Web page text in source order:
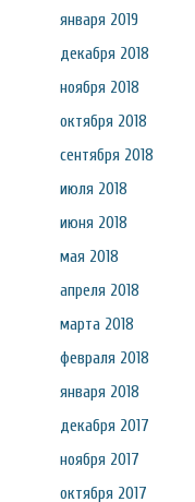
января 2019
декабря 2018
ноября 2018
октября 2018
сентября 2018
июля 2018
июня 2018
мая 2018
апреля 2018
марта 2018
февраля 2018
января 2018
декабря 2017
ноября 2017
октября 2017